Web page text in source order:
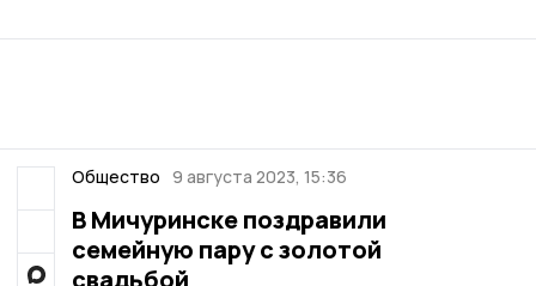
Общество 9 августа 2023, 15:36
В Мичуринске поздравили
семейную пару с золотой
свадьбой